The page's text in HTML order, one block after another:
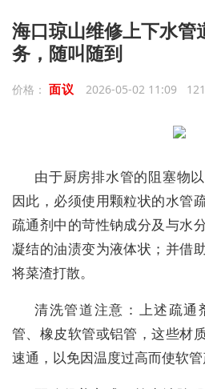
海口琼山维修上下水管
务，随叫随到
价格： 面议 2026-05-02 11:09
由于厨房排水管的阻塞物
因此，必须使用颗粒状的水管
疏通剂中的苛性钠成分及与水
凝结的油渍变为液体状；并借
将菜渣打散。
清洗管道注意：上述疏通
管、橡皮软管或铝管，这些材
速通，以免因温度过高而使软管